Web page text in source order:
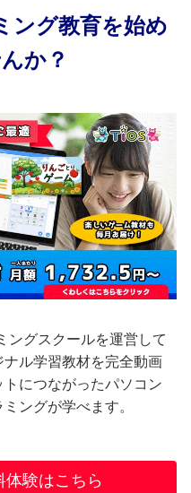
ング教育を始め
か？
ングスクールを運営して
ル学習教材を完全動画
につながったパソコン
ングが学べます。
体験はこちら